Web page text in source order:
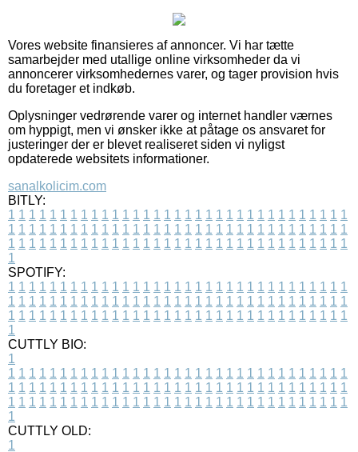
Vores website finansieres af annoncer. Vi har tætte
samarbejder med utallige online virksomheder da vi
annoncerer virksomhedernes varer, og tager provision hvis
du foretager et indkøb.
Oplysninger vedrørende varer og internet handler værnes
om hyppigt, men vi ønsker ikke at påtage os ansvaret for
justeringer der er blevet realiseret siden vi nyligst
opdaterede websitets informationer.
sanalkolicim.com
BITLY:
1 1 1 1 1 1 1 1 1 1 1 1 1 1 1 1 1 1 1 1 1 1 1 1 1 1 1 1 1 1 1 1 1
1 1 1 1 1 1 1 1 1 1 1 1 1 1 1 1 1 1 1 1 1 1 1 1 1 1 1 1 1 1 1 1 1
1 1 1 1 1 1 1 1 1 1 1 1 1 1 1 1 1 1 1 1 1 1 1 1 1 1 1 1 1 1 1 1 1
1
SPOTIFY:
1 1 1 1 1 1 1 1 1 1 1 1 1 1 1 1 1 1 1 1 1 1 1 1 1 1 1 1 1 1 1 1 1
1 1 1 1 1 1 1 1 1 1 1 1 1 1 1 1 1 1 1 1 1 1 1 1 1 1 1 1 1 1 1 1 1
1 1 1 1 1 1 1 1 1 1 1 1 1 1 1 1 1 1 1 1 1 1 1 1 1 1 1 1 1 1 1 1 1
1
CUTTLY BIO:
1
1 1 1 1 1 1 1 1 1 1 1 1 1 1 1 1 1 1 1 1 1 1 1 1 1 1 1 1 1 1 1 1 1
1 1 1 1 1 1 1 1 1 1 1 1 1 1 1 1 1 1 1 1 1 1 1 1 1 1 1 1 1 1 1 1 1
1 1 1 1 1 1 1 1 1 1 1 1 1 1 1 1 1 1 1 1 1 1 1 1 1 1 1 1 1 1 1 1 1
1
CUTTLY OLD:
1